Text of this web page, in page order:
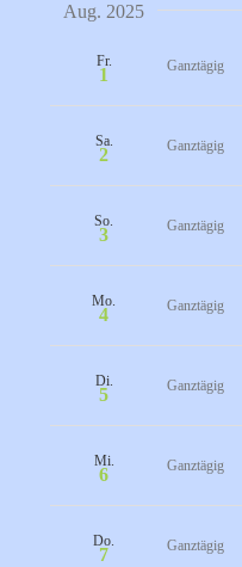
Aug. 2025
Fr.
1 Ganztägig
Sa.
2 Ganztägig
So.
3 Ganztägig
Mo.
4 Ganztägig
Di.
5 Ganztägig
Mi.
6 Ganztägig
Do.
7 Ganztägig